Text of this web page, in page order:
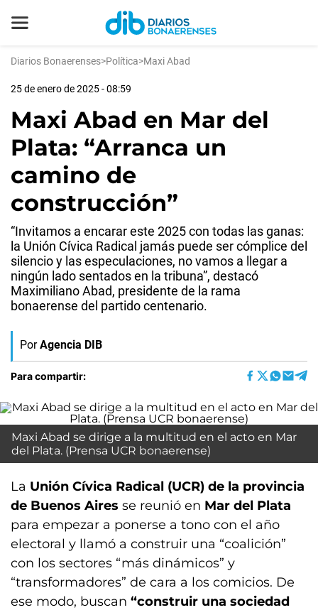
Diarios Bonaerenses>Política>Maxi Abad
25 de enero de 2025 - 08:59
Maxi Abad en Mar del
Plata: “Arranca un
camino de
construcción”
“Invitamos a encarar este 2025 con todas las ganas:
la Unión Cívica Radical jamás puede ser cómplice del
silencio y las especulaciones, no vamos a llegar a
ningún lado sentados en la tribuna”, destacó
Maximiliano Abad, presidente de la rama
bonaerense del partido centenario.
Por Agencia DIB
Para compartir:
Maxi Abad se dirige a la multitud en el acto en Mar
del Plata. (Prensa UCR bonaerense)
La Unión Cívica Radical (UCR) de la provincia
de Buenos Aires se reunió en Mar del Plata
para empezar a ponerse a tono con el año
electoral y llamó a construir una “coalición”
con los sectores “más dinámicos” y
“transformadores” de cara a los comicios. De
ese modo, buscan “construir una sociedad